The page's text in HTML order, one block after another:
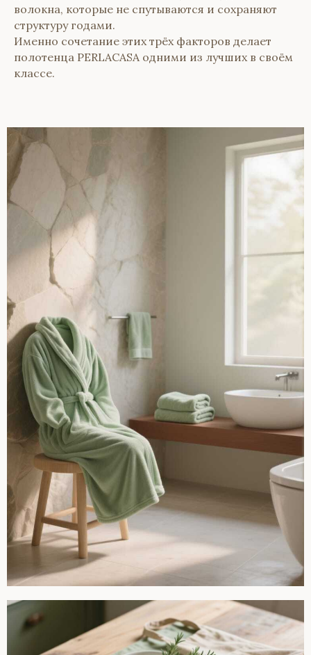
волокна, которые не спутываются и сохраняют
структуру годами.
Именно сочетание этих трёх факторов делает
полотенца PERLACASA одними из лучших в своём
классе.